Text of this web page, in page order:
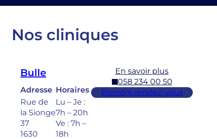
Nos cliniques
Bulle
Adresse
Rue de
la Sionge
37
1630
Horaires
Lu – Je :
7h – 20h
Ve : 7h –
18h
En savoir plus
058 234 00 50
Prendre rendez-vous